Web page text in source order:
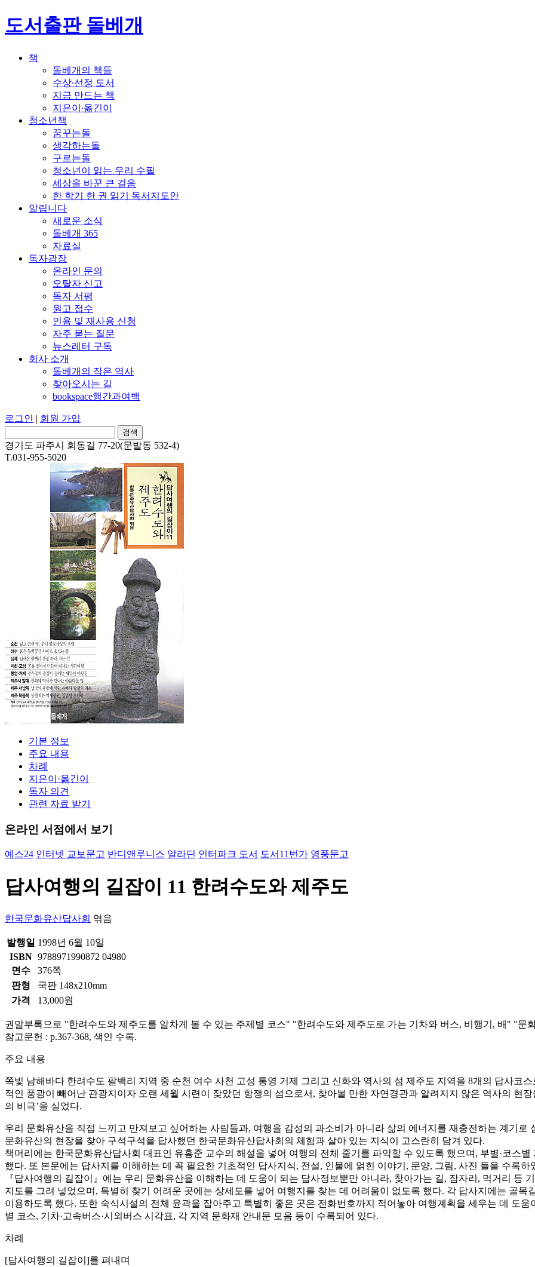
도서출판 돌베개
책
돌베개의 책들
수상∙선정 도서
지금 만드는 책
지은이∙옮긴이
청소년책
꿈꾸는돌
생각하는돌
구르는돌
청소년이 읽는 우리 수필
세상을 바꾼 큰 걸음
한 학기 한 권 읽기 독서지도안
알립니다
새로운 소식
돌베개 365
자료실
독자광장
온라인 문의
오탈자 신고
독자 서평
원고 접수
인용 및 재사용 신청
자주 묻는 질문
뉴스레터 구독
회사 소개
돌베개의 작은 역사
찾아오시는 길
bookspace행간과여백
로그인 | 회원 가입
경기도 파주시 회동길 77-20(문발동 532-4)
T.031-955-5020
기본 정보
주요 내용
차례
지은이·옮긴이
독자 의견
관련 자료 받기
온라인 서점에서 보기
예스24 인터넷 교보문고 반디앤루니스 알라딘 인터파크 도서 도서11번가 영풍문고
답사여행의 길잡이 11 한려수도와 제주도
한국문화유산답사회 엮음
발행일 1998년 6월 10일
ISBN 9788971990872 04980
면수
376쪽
판형
국판 148x210mm
가격
13,000원
권말부록으로 "한려수도와 제주도를 알차게 볼 수 있는 주제별 코스" "한려수도와 제주도로 가는 기차와 버스, 비행기, 배" "문
참고문헌 : p.367-368, 색인 수록.
주요 내용
쪽빛 남해바다 한려수도 팔백리 지역 중 순천 여수 사천 고성 통영 거제 그리고 신화와 역사의 섬 제주도 지역을 8개의 답사코
적인 풍광이 빼어난 관광지이자 오랜 세월 시련이 잦았던 항쟁의 섬으로서, 찾아볼 만한 자연경관과 알려지지 않은 역사의 현
의 비극’을 실었다.
우리 문화유산을 직접 느끼고 만져보고 싶어하는 사람들과, 여행을 감성의 과소비가 아니라 삶의 에너지를 재충전하는 계기로
문화유산의 현장을 찾아 구석구석을 답사했던 한국문화유산답사회의 체험과 살아 있는 지식이 고스란히 담겨 있다.
책머리에는 한국문화유산답사회 대표인 유홍준 교수의 해설을 넣어 여행의 전체 줄기를 파악할 수 있도록 했으며, 부별·코스
했다. 또 본문에는 답사지를 이해하는 데 꼭 필요한 기초적인 답사지식, 전설, 인물에 얽힌 이야기, 문양, 그림, 사진 들을 수록하
『답사여행의 길잡이』에는 우리 문화유산을 이해하는 데 도움이 되는 답사정보뿐만 아니라, 찾아가는 길, 잠자리, 먹거리 등
지도를 그려 넣었으며, 특별히 찾기 어려운 곳에는 상세도를 넣어 여행지를 찾는 데 어려움이 없도록 했다. 각 답사지에는 골목
이용하도록 했다. 또한 숙식시설의 전체 윤곽을 잡아주고 특별히 좋은 곳은 전화번호까지 적어놓아 여행계획을 세우는 데 도
별 코스, 기차·고속버스·시외버스 시각표, 각 지역 문화재 안내문 모음 등이 수록되어 있다.
차례
[답사여행의 길잡이]를 펴내며